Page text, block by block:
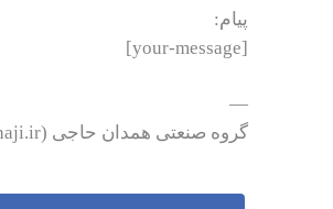
پیام:
[your-message]
—
گروه صنعتی همدان حاجی (https://www.hamedanhaji.ir)